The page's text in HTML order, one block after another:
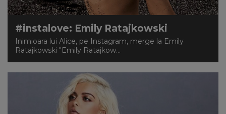
#instalove: Emily Ratajkowski
Inimioara lui Alice, pe Instagram, merge la Emily
Ratajkowski "Emily Ratajkow...